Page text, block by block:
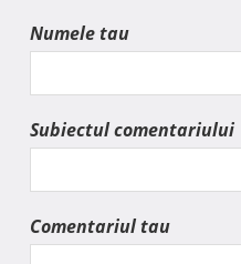
Numele tau
Subiectul comentariului
Comentariul tau